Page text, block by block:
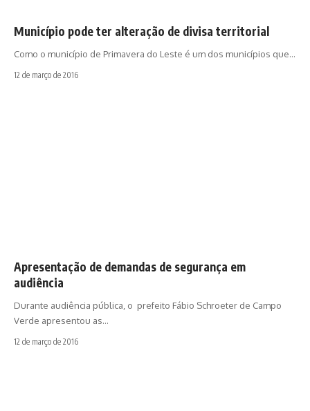
Município pode ter alteração de divisa territorial
Como o município de Primavera do Leste é um dos municípios que…
12 de março de 2016
Apresentação de demandas de segurança em
audiência
Durante audiência pública, o prefeito Fábio Schroeter de Campo
Verde apresentou as…
12 de março de 2016